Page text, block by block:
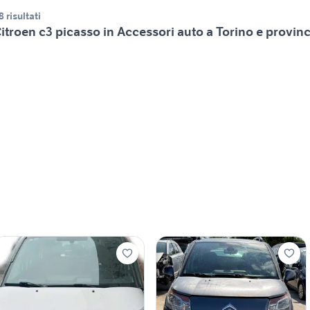
risultati
c3 picasso in Accessori auto a Torino e